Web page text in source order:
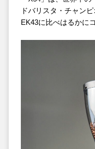
ドバリスタ・チャン
EK43に比べはるかに